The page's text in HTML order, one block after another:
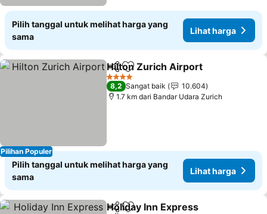
Pilih tanggal untuk melihat harga yang
sama
Lihat harga
Pilihan Populer
BagikanTambahkan ke favorit
Hilton Zurich Airport
4 Bintang
8,2 Sangat baik
10.604
1.7 km dari Bandar Udara Zurich
Pilih tanggal untuk melihat harga yang
sama
Lihat harga
Holiday Inn Express